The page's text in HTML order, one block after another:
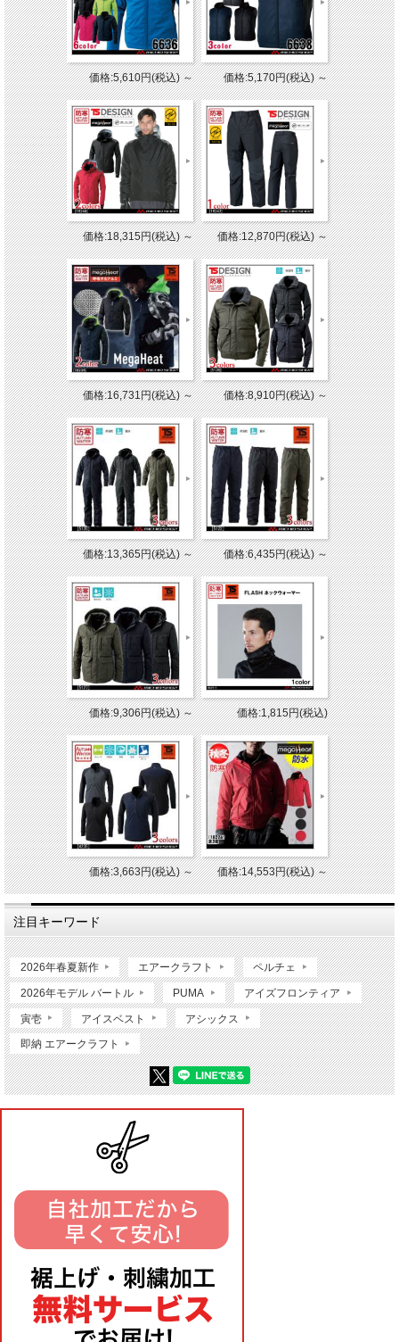
価格:5,610円(税込)～ 価格:5,170円(税込)～
価格:18,315円(税込)～ 価格:12,870円(税込)～
価格:16,731円(税込)～ 価格:8,910円(税込)～
価格:13,365円(税込)～ 価格:6,435円(税込)～
価格:9,306円(税込)～ 価格:1,815円(税込)
価格:3,663円(税込)～ 価格:14,553円(税込)～
注目キーワード
2026年春夏新作 エアークラフト ペルチェ
2026年モデル バートル PUMA アイズフロンティア
寅壱 アイスベスト アシックス
即納 エアークラフト